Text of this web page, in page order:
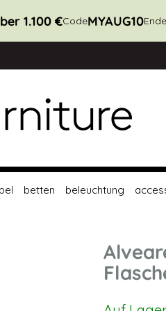
1.100 €CodeMYAUG10
betten beleuchtung